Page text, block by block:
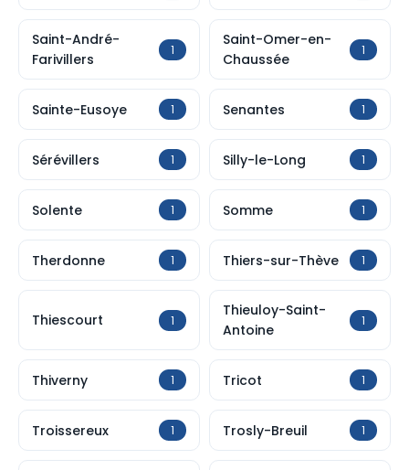
Saint-André-
Farivillers
1
Saint-Omer-en-
Chaussée
1
Sainte-Eusoye 1 Senantes 1
Sérévillers 1 Silly-le-Long 1
Solente 1 Somme 1
Therdonne 1 Thiers-sur-Thève 1
Thiescourt 1
Thieuloy-Saint-
Antoine
1
Thiverny 1 Tricot 1
Troissereux 1 Trosly-Breuil 1